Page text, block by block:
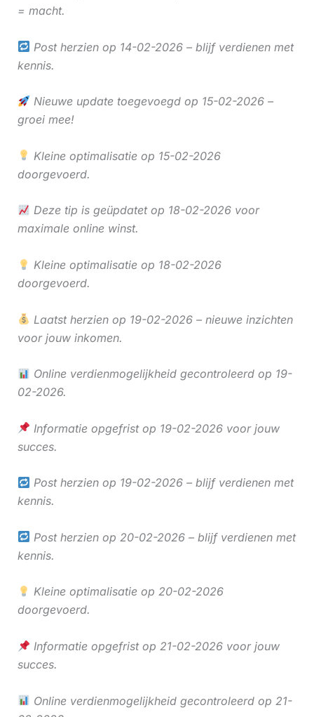
= macht.
Post herzien op 14-02-2026 – blijf verdienen met
kennis.
Nieuwe update toegevoegd op 15-02-2026 –
groei mee!
Kleine optimalisatie op 15-02-2026
doorgevoerd.
Deze tip is geüpdatet op 18-02-2026 voor
maximale online winst.
Kleine optimalisatie op 18-02-2026
doorgevoerd.
Laatst herzien op 19-02-2026 – nieuwe inzichten
voor jouw inkomen.
Online verdienmogelijkheid gecontroleerd op 19-
02-2026.
Informatie opgefrist op 19-02-2026 voor jouw
succes.
Post herzien op 19-02-2026 – blijf verdienen met
kennis.
Post herzien op 20-02-2026 – blijf verdienen met
kennis.
Kleine optimalisatie op 20-02-2026
doorgevoerd.
Informatie opgefrist op 21-02-2026 voor jouw
succes.
Online verdienmogelijkheid gecontroleerd op 21-